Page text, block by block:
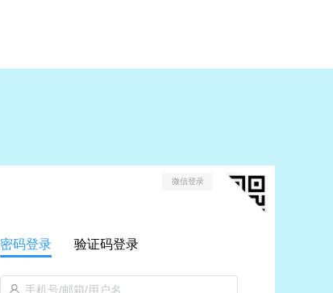
微信登录
密码登录 验证码登录